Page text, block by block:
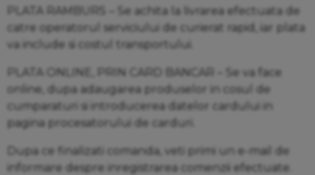
PLATA RAMBURS – Se achita la livrarea efectuata de
catre operatorul serviciului de curierat rapid, iar plata
va include si costul transportului.
PLATA ONLINE, PRIN CARD BANCAR – Se va face
online, dupa adaugarea produselor in cosul de
cumparaturi si introducerea datelor cardului in
pagina procesatorului de carduri.
Dupa ce finalizati comanda, veti primi un e-mail de
informare despre inregistrarea comenzii efectuate.